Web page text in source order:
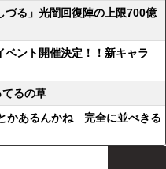
づる」光闇回復陣の上限700億
ベント開催決定！！新キャラ
てるの草
かあるんかね 完全に並べきる